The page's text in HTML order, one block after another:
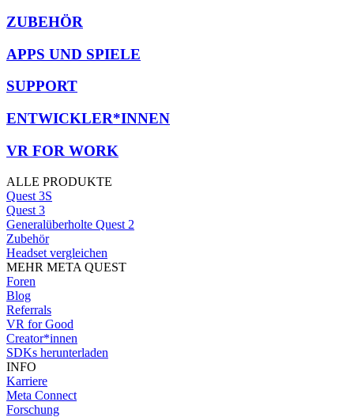
ZUBEHÖR
APPS UND SPIELE
SUPPORT
ENTWICKLER*INNEN
VR FOR WORK
ALLE PRODUKTE
Quest 3S
Quest 3
Generalüberholte Quest 2
Zubehör
Headset vergleichen
MEHR META QUEST
Foren
Blog
Referrals
VR for Good
Creator*innen
SDKs herunterladen
INFO
Karriere
Meta Connect
Forschung